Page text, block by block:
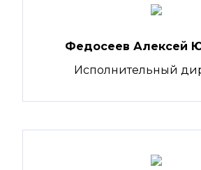
Федосеев Алексей
Исполнительный